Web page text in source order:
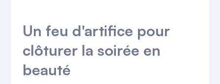
Un feu d'artifice pour
clôturer la soirée en
beauté